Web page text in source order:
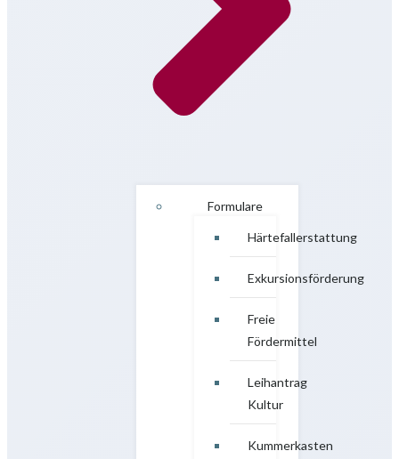
Formulare
Härtefallerstattung
Exkursionsförderung
Freie
Fördermittel
Leihantrag
Kultur
Kummerkasten